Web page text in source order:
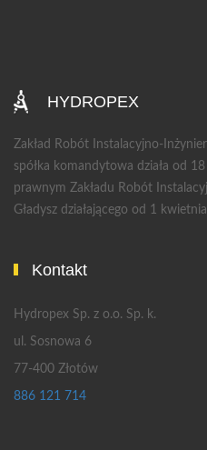
HYDROPEX
Zakład Robót Instalacyjno-
spółka komandytowa działa od
prawnym Zakładu Robót
Gładysz działającego od 1
Kontakt
Hydropex Sp. z o.o. Sp. k.
ul. Sosnowa 6
77-400 Złotów
886 121 714